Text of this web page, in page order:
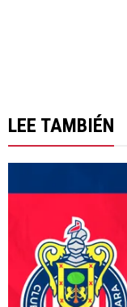
LEE TAMBIÉN